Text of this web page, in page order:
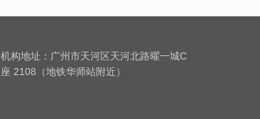
机构地址：广州市天河区天河北路曜一城C
座 2108（地铁华师站附近）